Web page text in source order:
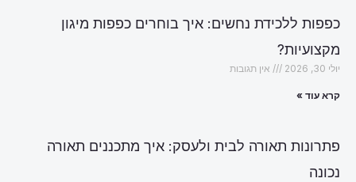
כפפות ללכידת נחשים: איך בוחרים כפפות מיגון
מקצועיות?
יולי 30, 2026 אין תגובות
קרא עוד »
פתרונות תאורה לבית ולעסק: איך מתכננים תאורה
נכונה